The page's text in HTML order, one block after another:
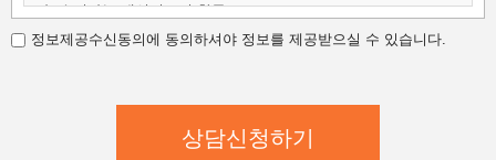
나. 수집하는 개인정보의 항목
다. 개인정보의 보유 및 이용 기간
가.개인정보 수집,이용 목적
코세아항공승무원학원은 다음과 같은 방법으로 개인정보를 수집합
- 홈페이지 내 상담신청(입학문의, 상담신청)
정보제공수신동의에 동의하셔야 정보를 제공받으실 수 있습니다.